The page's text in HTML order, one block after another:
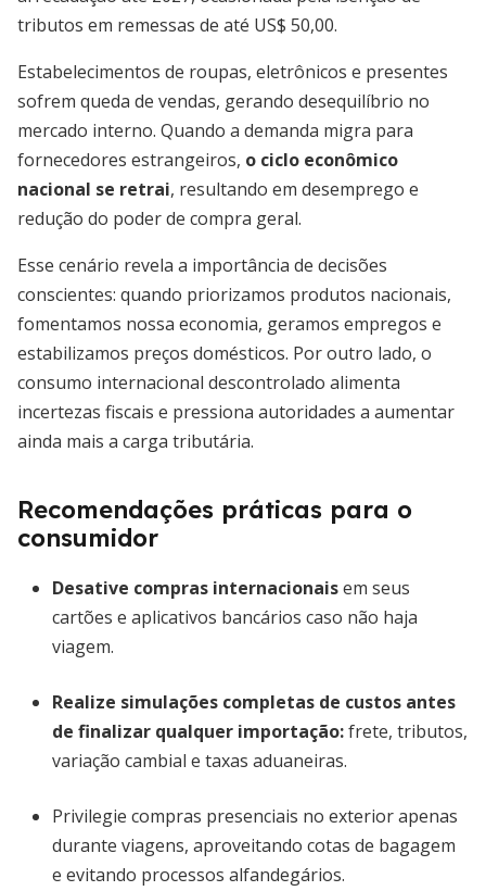
tributos em remessas de até US$ 50,00.
Estabelecimentos de roupas, eletrônicos e presentes
sofrem queda de vendas, gerando desequilíbrio no
mercado interno. Quando a demanda migra para
fornecedores estrangeiros, o ciclo econômico
nacional se retrai, resultando em desemprego e
redução do poder de compra geral.
Esse cenário revela a importância de decisões
conscientes: quando priorizamos produtos nacionais,
fomentamos nossa economia, geramos empregos e
estabilizamos preços domésticos. Por outro lado, o
consumo internacional descontrolado alimenta
incertezas fiscais e pressiona autoridades a aumentar
ainda mais a carga tributária.
Recomendações práticas para o
consumidor
Desative compras internacionaisem seus
cartões e aplicativos bancários caso não haja
viagem.
Realize simulações completas de custos antes
de finalizar qualquer importação:frete, tributos,
variação cambial e taxas aduaneiras.
Privilegie compras presenciais no exterior apenas
durante viagens, aproveitando cotas de bagagem
e evitando processos alfandegários.